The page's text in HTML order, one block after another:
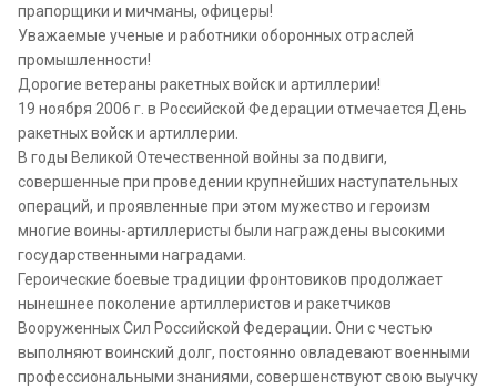
прапорщики и мичманы, офицеры!
Уважаемые ученые и работники оборонных отраслей
промышленности!
Дорогие ветераны ракетных войск и артиллерии!
19 ноября 2006 г. в Российской Федерации отмечается День
ракетных войск и артиллерии.
В годы Великой Отечественной войны за подвиги,
совершенные при проведении крупнейших наступательных
операций, и проявленные при этом мужество и героизм
многие воины-артиллеристы были награждены высокими
государственными наградами.
Героические боевые традиции фронтовиков продолжает
нынешнее поколение артиллеристов и ракетчиков
Вооруженных Сил Российской Федерации. Они с честью
выполняют воинский долг, постоянно овладевают военными
профессиональными знаниями, совершенствуют свою выучку